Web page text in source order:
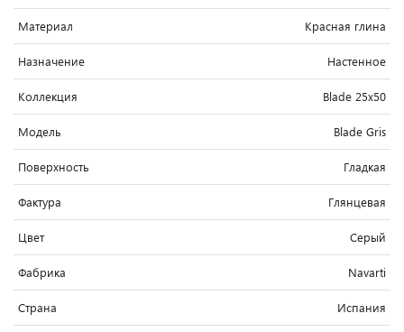
Материал Красная глина
Назначение Настенное
Коллекция Blade 25x50
Модель Blade Gris
Поверхность Гладкая
Фактура Глянцевая
Цвет Серый
Фабрика Navarti
Страна Испания